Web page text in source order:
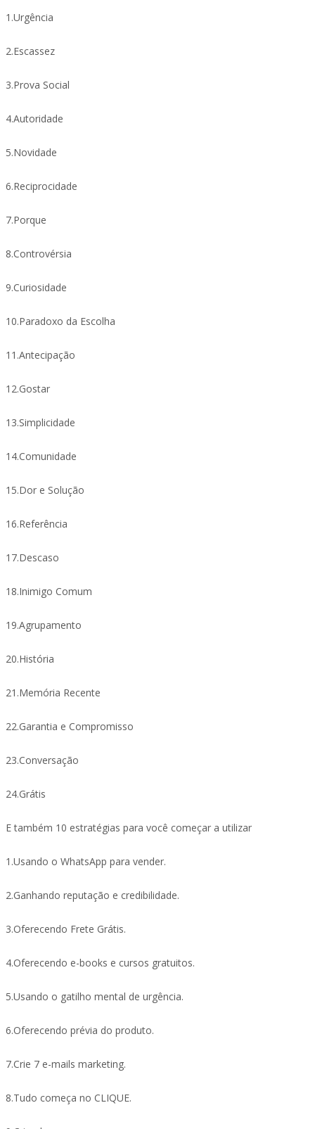
1.Urgência
2.Escassez
3.Prova Social
4.Autoridade
5.Novidade
6.Reciprocidade
7.Porque
8.Controvérsia
9.Curiosidade
10.Paradoxo da Escolha
11.Antecipação
12.Gostar
13.Simplicidade
14.Comunidade
15.Dor e Solução
16.Referência
17.Descaso
18.Inimigo Comum
19.Agrupamento
20.História
21.Memória Recente
22.Garantia e Compromisso
23.Conversação
24.Grátis
E também 10 estratégias para você começar a utilizar
1.Usando o WhatsApp para vender.
2.Ganhando reputação e credibilidade.
3.Oferecendo Frete Grátis.
4.Oferecendo e-books e cursos gratuitos.
5.Usando o gatilho mental de urgência.
6.Oferecendo prévia do produto.
7.Crie 7 e-mails marketing.
8.Tudo começa no CLIQUE.